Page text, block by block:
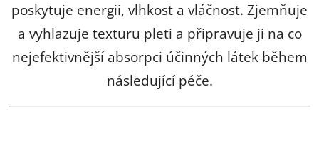
r
v
y
poskytuje energii, vlhkost a vláčnost. Zjemňuje
a vyhlazuje texturu pleti a připravuje ji na co
nejefektivnější absorpci účinných látek během
následující péče.